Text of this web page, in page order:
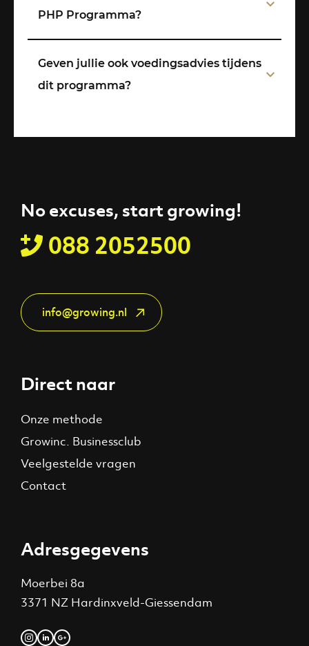
PHP Programma?
Geven jullie ook voedingsadvies tijdens
dit programma?
No excuses, start growing!
088 2052500
info@growing.nl
Direct naar
Onze methode
Growinc. Businessclub
Veelgestelde vragen
Contact
Adresgegevens
Moerbei 8a
3371 NZ Hardinxveld-Giessendam